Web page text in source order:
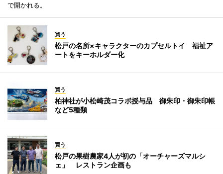
で開かれる。
買う
松戸の名所×キャラクターのカプセルトイ 福祉ア
ートをキーホルダー化
買う
柏神社が小松崎茂コラボ授与品 御朱印・御朱印帳
など5種類
買う
松戸の果樹農家4人が初の「オーチャーズマルシ
ェ」 レストラン企画も